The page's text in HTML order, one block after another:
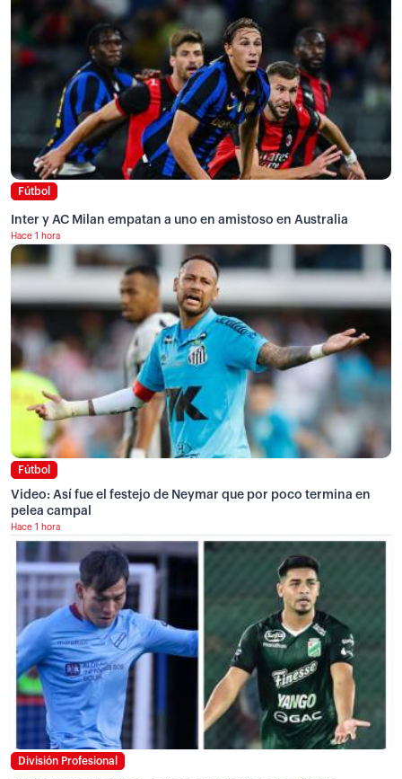
Fútbol
Inter y AC Milan empatan a uno en amistoso en Australia
Hace 1 hora
Fútbol
Video: Así fue el festejo de Neymar que por poco termina en
pelea campal
Hace 1 hora
División Profesional